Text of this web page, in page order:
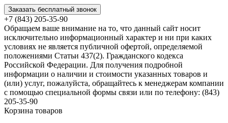
Заказать бесплатный звонок
+7 (843) 205-35-90
Обращаем ваше внимание на то, что данный сайт носит
исключительно информационный характер и ни при каких
условиях не является публичной офертой, определяемой
положениями Статьи 437(2). Гражданского кодекса
Российской Федерации. Для получения подробной
информации о наличии и стоимости указанных товаров и
(или) услуг, пожалуйста, обращайтесь к менеджерам компании
с помощью специальной формы связи или по телефону: (843)
205-35-90
Корзина товаров